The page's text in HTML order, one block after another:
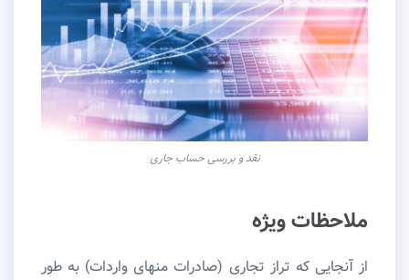
نقد و بررسی حساب جاری
ملاحظات ویژه
از آنجایی که تراز تجاری (صادرات منهای واردات) به طور